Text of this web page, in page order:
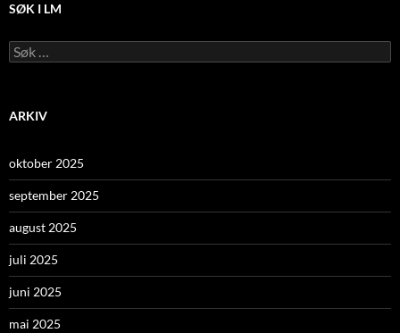
SØK I LM
Leit
etter:
ARKIV
oktober 2025
september 2025
august 2025
juli 2025
juni 2025
mai 2025